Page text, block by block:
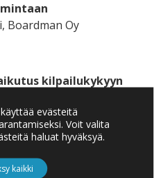
Boardman Oy
kilpailukykyyn
pj.
työelämään
Internet, Tieto Oyj
evästeitä
Voit valita
haluat hyväksyä.
kaikki